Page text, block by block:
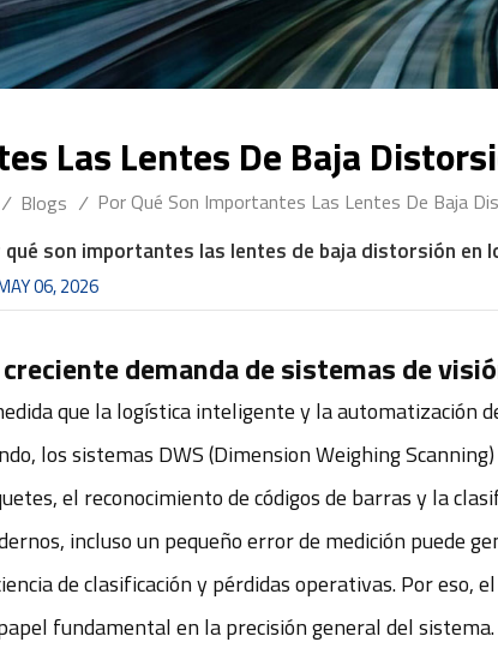
Las Lentes De Baja
/ Blogs / Por Qué Son Importantes Las Lentes De Baja
qué son importantes las lentes de baja distorsión en
06, 2026
creciente demanda de sistemas de
que la logística inteligente y la automatización
los sistemas DWS (Dimension Weighing
el reconocimiento de códigos de barras y la
incluso un pequeño error de medición puede
de clasificación y pérdidas operativas. Por eso,
fundamental en la precisión general del sistema.